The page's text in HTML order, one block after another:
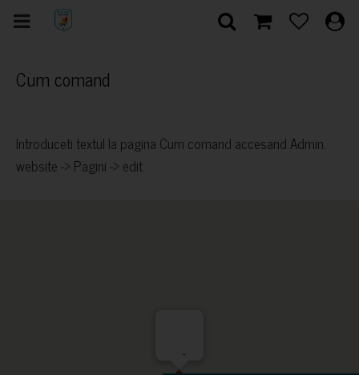
Cum comand
Introduceti textul la pagina Cum comand accesand Admin.
website -> Pagini -> edit
-